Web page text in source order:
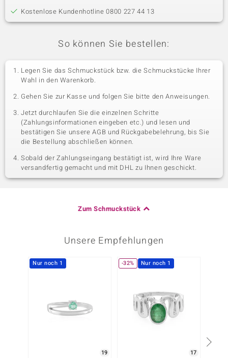
Kostenlose Kundenhotline 0800 227 44 13
So können Sie bestellen:
Legen Sie das Schmuckstück bzw. die Schmuckstücke Ihrer
Wahl in den Warenkorb.
Gehen Sie zur Kasse und folgen Sie bitte den Anweisungen.
Jetzt durchlaufen Sie die einzelnen Schritte
(Zahlungsinformationen eingeben etc.) und lesen und
bestätigen Sie unsere AGB und Rückgabebelehrung, bis Sie
die Bestellung abschließen können.
Sobald der Zahlungseingang bestätigt ist, wird Ihre Ware
versandfertig gemacht und mit DHL zu Ihnen geschickt.
Zum Schmuckstück
Unsere Empfehlungen
Nur noch 1
19
-32% Nur noch 1
17